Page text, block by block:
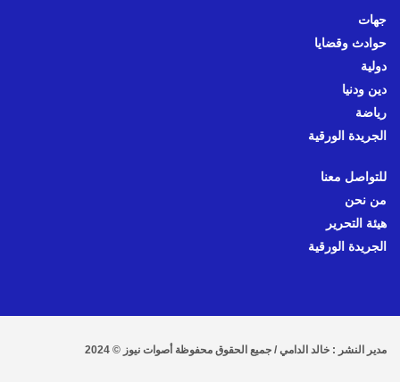
جهات
حوادث وقضايا
دولية
دين ودنيا
رياضة
الجريدة الورقية
للتواصل معنا
من نحن
هيئة التحرير
الجريدة الورقية
مدير النشر : خالد الدامي / جميع الحقوق محفوظة أصوات نيوز © 2024